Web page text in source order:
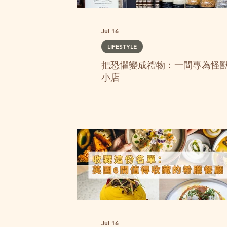
把恐懼變成禮物：一間專為怪
小店
LIFESTYLE
Jul 16
Jul 16